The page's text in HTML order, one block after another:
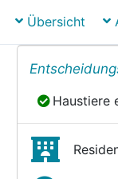
Übersicht
Haustiere
Haustiere